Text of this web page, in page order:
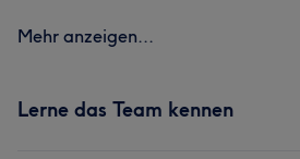
Mehr anzeigen...
Lerne das Team kennen